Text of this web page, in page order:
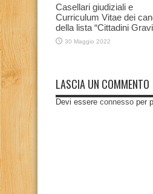
Casellari giudiziali e
Curriculum Vitae dei
della lista “Cittadini
30 Maggio 2022
LASCIA UN COMMENTO
Devi essere connesso per